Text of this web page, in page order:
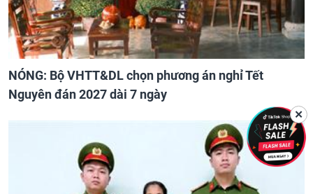
NÓNG: Bộ VHTT&DL chọn phương án nghỉ Tết
Nguyên đán 2027 dài 7 ngày
✕